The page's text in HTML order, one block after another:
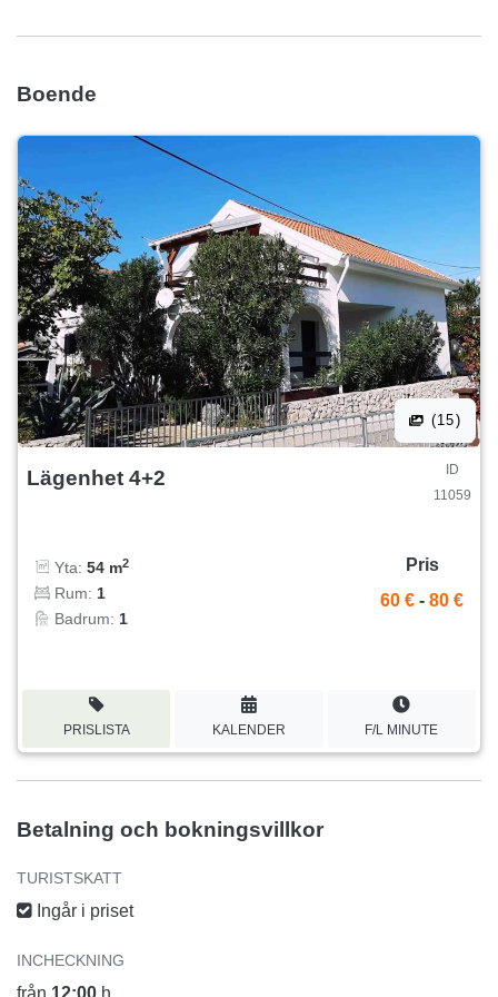
stranden, där du kan hitta allt du behöver för den perfekta
semestern till exempel jordbrukarmarknad, postkontor,
stormarknader, restauranger eller caffes. Historiska städer,
nationalparker, nöjesparker och platser, sightseeingplatser
att besöka finns i närheten. Du kommer säkert att njuta av!
Ta med leendet och välkommen! Talade språk: tyska,
engelska, kroatiska
Boende
(15)
Lägenhet 4+2
ID
11059
Yta: 54 m2
Rum: 1
Badrum: 1
Pris
60 € - 80 €
PRISLISTA KALENDER F/L MINUTE
Betalning och bokningsvillkor
TURISTSKATT
Ingår i priset
INCHECKNING
från 12:00 h